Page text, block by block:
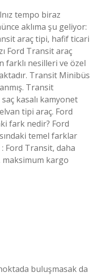
tempo biraz
aklıma şu geliyor:
araç tipi, hafif ticari
Ford Transit araç
farklı nesilleri ve özel
Transit Minibüs
Transit
kasalı kamyonet
tipi araç. Ford
fark nedir? Ford
temel farklar
Ford Transit, daha
kargo
buluşmasak da